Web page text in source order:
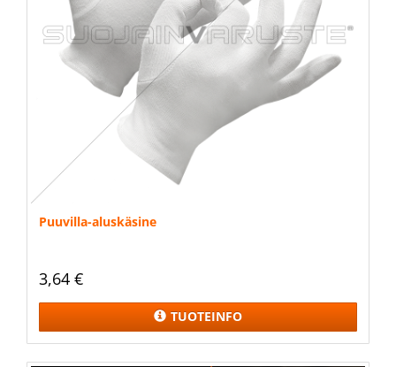
Puuvilla-aluskäsine
3,64 €
TUOTEINFO